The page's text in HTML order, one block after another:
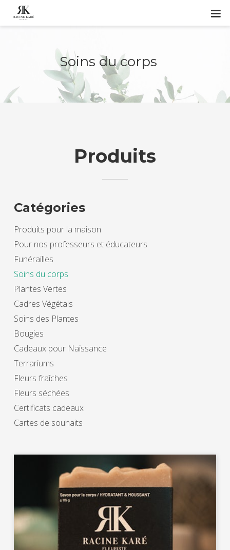
Soins du corps
Produits
Catégories
Produits pour la maison
Pour nos professeurs et éducateurs
Funérailles
Soins du corps
Plantes Vertes
Cadres Végétals
Soins des Plantes
Bougies
Cadeaux pour Naissance
Terrariums
Fleurs fraîches
Fleurs séchées
Certificats cadeaux
Cartes de souhaits